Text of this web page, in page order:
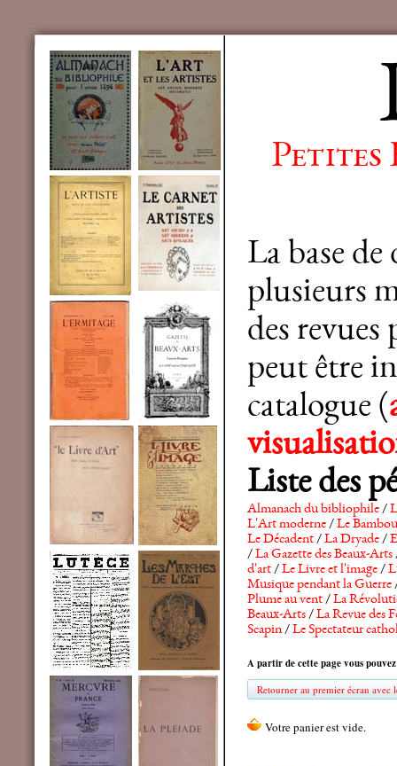
Petites
La base
plusieurs
des revues
peut être
catalogue (
Liste des
Almanach du bibliophile/
L'Art moderne/Le Bambou
Le Décadent/La Dryade/
/La Gazette des Beaux-Arts
d'art/Le Livre et l'image/
Musique pendant la Guerre
Plume au vent/La
Beaux-Arts/La Revue des
Scapin/Le Spectateur
A partir de cette page vous
Retourner au premier écran avec